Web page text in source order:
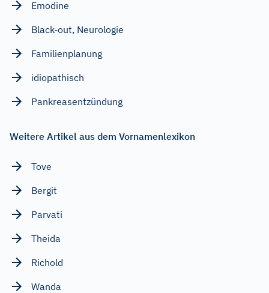
Emodine
Black-out, Neurologie
Familienplanung
idiopathisch
Pankreasentzündung
Weitere Artikel aus dem Vornamenlexikon
Tove
Bergit
Parvati
Theida
Richold
Wanda